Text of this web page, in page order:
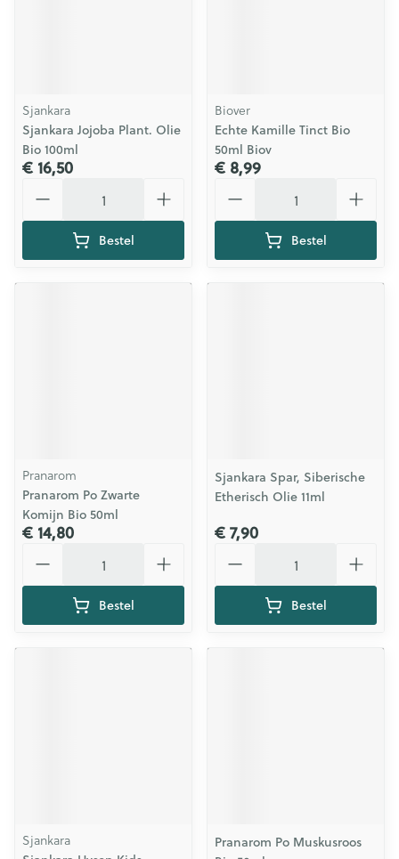
Sjankara
Sjankara Jojoba Plant. Olie
Bio 100ml
€ 16,50
Bestel
Biover
Echte Kamille Tinct Bio
50ml Biov
€ 8,99
Bestel
Pranarom
Pranarom Po Zwarte
Komijn Bio 50ml
€ 14,80
Bestel
Sjankara Spar, Siberische
Etherisch Olie 11ml
€ 7,90
Bestel
Sjankara
Pranarom Po Muskusroos